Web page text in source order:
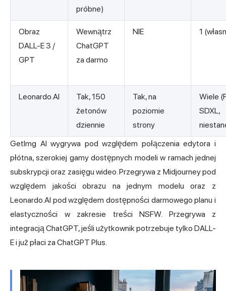
próbne)
Obraz
DALL-E 3 /
GPT
Wewnątrz
ChatGPT
za darmo
NIE 1
Leonardo.AI
Tak, 150
żetonów
dziennie
Tak, na
poziomie
strony
Wiele
SDXL,
GetImg AI wygrywa pod względem połączenia edytora i
płótna, szerokiej gamy dostępnych modeli w ramach jednej
subskrypcji oraz zasięgu wideo. Przegrywa z Midjourney pod
względem jakości obrazu na jednym modelu oraz z
Leonardo.AI pod względem dostępności darmowego planu i
elastyczności w zakresie treści NSFW. Przegrywa z
integracją ChatGPT, jeśli użytkownik potrzebuje tylko DALL-
E i już płaci za ChatGPT Plus.